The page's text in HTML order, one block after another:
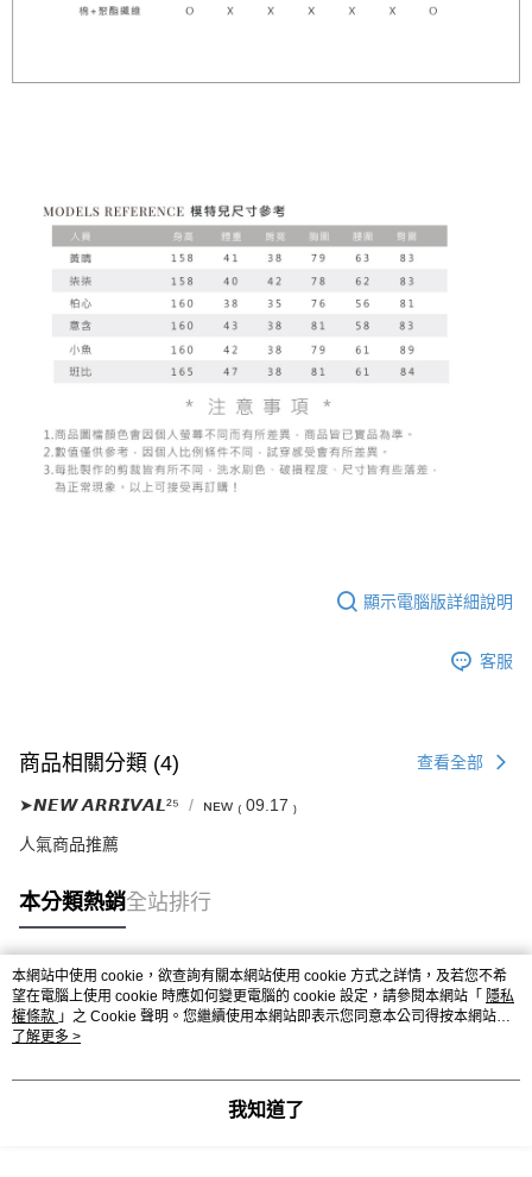
顯示電腦版詳細說明
客服
商品相關分類 (4) 查看全部
➤𝙉𝙀𝙒 𝘼𝙍𝙍𝙄𝙑𝘼𝙇²⁵ ɴᴇᴡ ₍ 09.17 ₎
人氣商品推薦
本分類熱銷全站排行
熱門標籤
本網站中使用 cookie，欲查詢有關本網站使用 cookie 方式之詳情，及若您不希
望在電腦上使用 cookie 時應如何變更電腦的 cookie 設定，請參閱本網站「 隱私
權條款 」之 Cookie 聲明。您繼續使用本網站即表示您同意本公司得按本網站使
用條款之 Cookie 聲明使用 cookie。
了解更多 >
我知道了